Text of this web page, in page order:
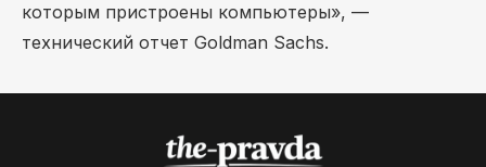
которым пристроены компьютеры», —
технический отчет Goldman Sachs.